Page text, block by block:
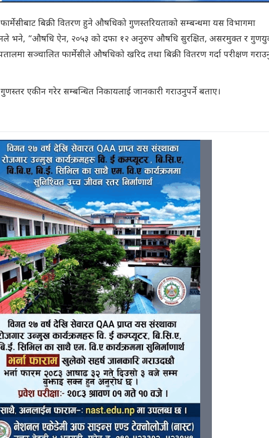
बिक्री वितरण हुने औषधिको गुणस्तरियताको सम्बन्धमा यस विभागमा
भने, “औषधि ऐन, २०५३ को दफा १२ अनुरुप औषधि सुरक्षित, असरमुक्त र
सञ्चालित फार्मेसीले औषधिको खरिद तथा बिक्री वितरण गर्दा परीक्षण
एकीन गरेर सम्बन्धित निकायलाई जानकारी गराउनुपर्ने बताए।